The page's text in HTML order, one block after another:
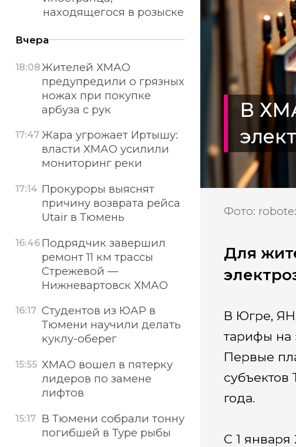
В
Фото:
Для
В Югре,
тарифы на
Первые
года.
C 1
находящегося в розыске
Вчера
18:08 Жителей ХМАО
предупредили о грязных
ножах при покупке
арбуза с рук
17:47 Жара угрожает Иртышу:
власти ХМАО усилили
мониторинг реки
17:14 Прокуроры выяснят
причину возврата рейса
Utair в Тюмень
16:46 Подрядчик завершил
ремонт 11 км трассы
Стрежевой —
Нижневартовск ХМАО
16:17 Студентов из ЮАР в
Тюмени научили делать
куклу-оберег
15:55 ХМАО вошел в пятерку
лидеров по замене
лифтов
15:17 В Тюмени собрали тонну
погибшей в Туре рыбы